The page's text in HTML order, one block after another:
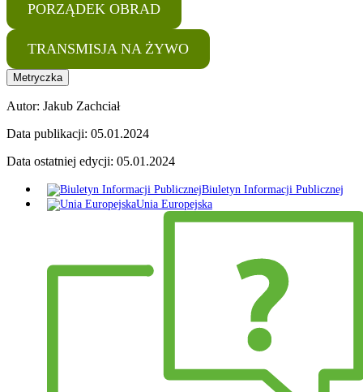
PORZĄDEK OBRAD
TRANSMISJA NA ŻYWO
Metryczka
Autor: Jakub Zachciał
Data publikacji: 05.01.2024
Data ostatniej edycji: 05.01.2024
Biuletyn Informacji Publicznej
Unia Europejska